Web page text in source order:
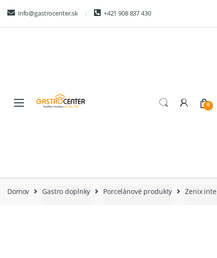
navigation
content
info@gastrocenter.sk +421 908 837 430
0
Domov Gastro doplnky Porcelánové produkty Zenix